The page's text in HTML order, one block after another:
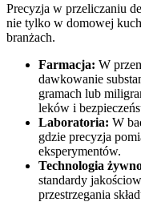
Precyzja w przeliczaniu
nie tylko w domowej
branżach.
Farmacja: W
dawkowanie
gramach lub
leków i
Laboratoria: W
gdzie precyzja
eksperymentów.
Technologia
standardy
przestrzegania